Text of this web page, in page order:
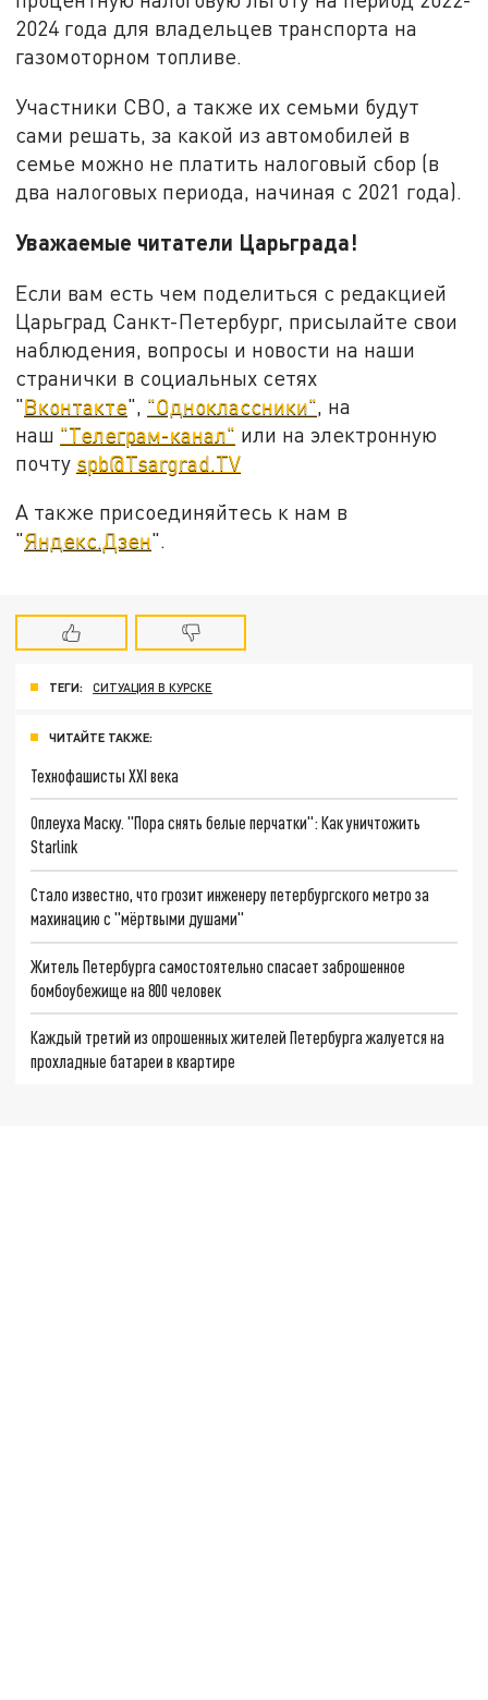
2024 года для владельцев транспорта на
газомоторном топливе.
Участники СВО, а также их семьми будут
сами решать, за какой из автомобилей в
семье можно не платить налоговый сбор (в
два налоговых периода, начиная с 2021 года).
Уважаемые читатели Царьграда!
Если вам есть чем поделиться с редакцией
Царьград Санкт-Петербург, присылайте свои
наблюдения, вопросы и новости на наши
странички в социальных сетях
"Вконтакте", "Одноклассники" , на
наш "Телеграм-канал" или на электронную
почту spb@Tsargrad.TV
А также присоединяйтесь к нам в
"Яндекс.Дзен".
ТЕГИ: СИТУАЦИЯ В КУРСКЕ
ЧИТАЙТЕ ТАКЖЕ:
Технофашисты XXI века
Оплеуха Маску. "Пора снять белые перчатки": Как уничтожить
Starlink
Стало известно, что грозит инженеру петербургского метро за
махинацию с "мёртвыми душами"
Житель Петербурга самостоятельно спасает заброшенное
бомбоубежище на 800 человек
Каждый третий из опрошенных жителей Петербурга жалуется на
прохладные батареи в квартире